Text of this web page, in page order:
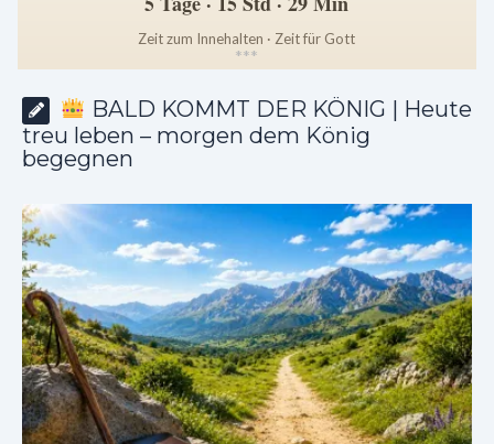
Zeit zum Innehalten · Zeit für Gott
***
BALD KOMMT DER KÖNIG | Heute
treu leben – morgen dem König
begegnen